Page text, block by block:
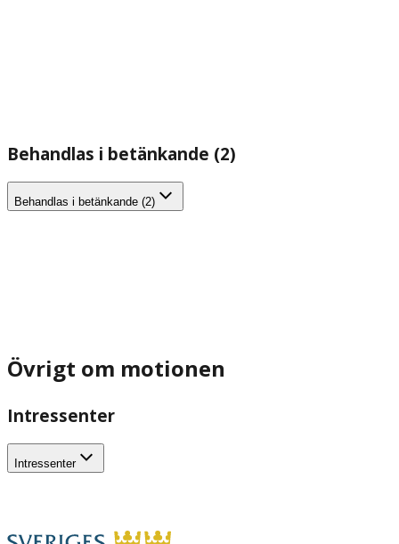
Behandlas i betänkande (2)
Behandlas i betänkande (2)
Övrigt om motionen
Intressenter
Intressenter